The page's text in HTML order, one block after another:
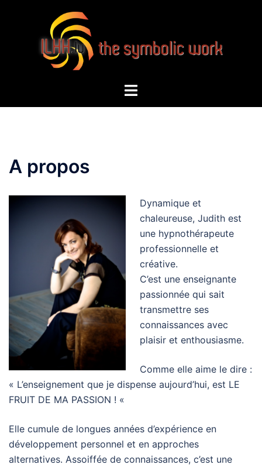
Ouvrir/fermer
A propos
Dynamique et
chaleureuse, Judith est
une hypnothérapeute
professionnelle et
créative.
C’est une enseignante
passionnée qui sait
transmettre ses
connaissances avec
plaisir et enthousiasme.
Comme elle aime le dire :
« L’enseignement que je dispense aujourd’hui, est LE
FRUIT DE MA PASSION ! «
Elle cumule de longues années d’expérience en
développement personnel et en approches
alternatives. Assoiffée de connaissances, c’est une